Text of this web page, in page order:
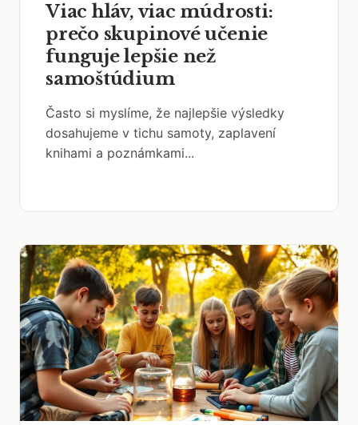
Viac hláv, viac múdrosti:
prečo skupinové učenie
funguje lepšie než
samoštúdium
Často si myslíme, že najlepšie výsledky
dosahujeme v tichu samoty, zaplavení
knihami a poznámkami...